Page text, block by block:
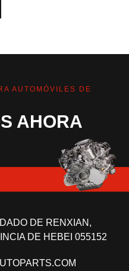
AUTOMÓVILES DE
AHORA
DE RENXIAN,
DE HEBEI 055152